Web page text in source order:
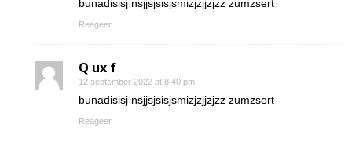
bunadisisj nsjjsjsisjsmizjzjjzjzz zumzsert
Reageer
Q ux f
12 september 2022 at 8:40 pm
bunadisisj nsjjsjsisjsmizjzjjzjzz zumzsert
Reageer